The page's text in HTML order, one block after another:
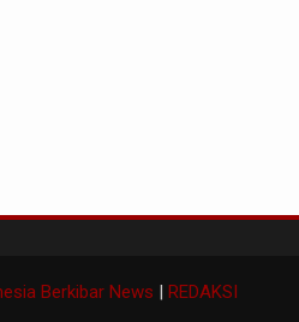
Berkibar News | REDAKSI